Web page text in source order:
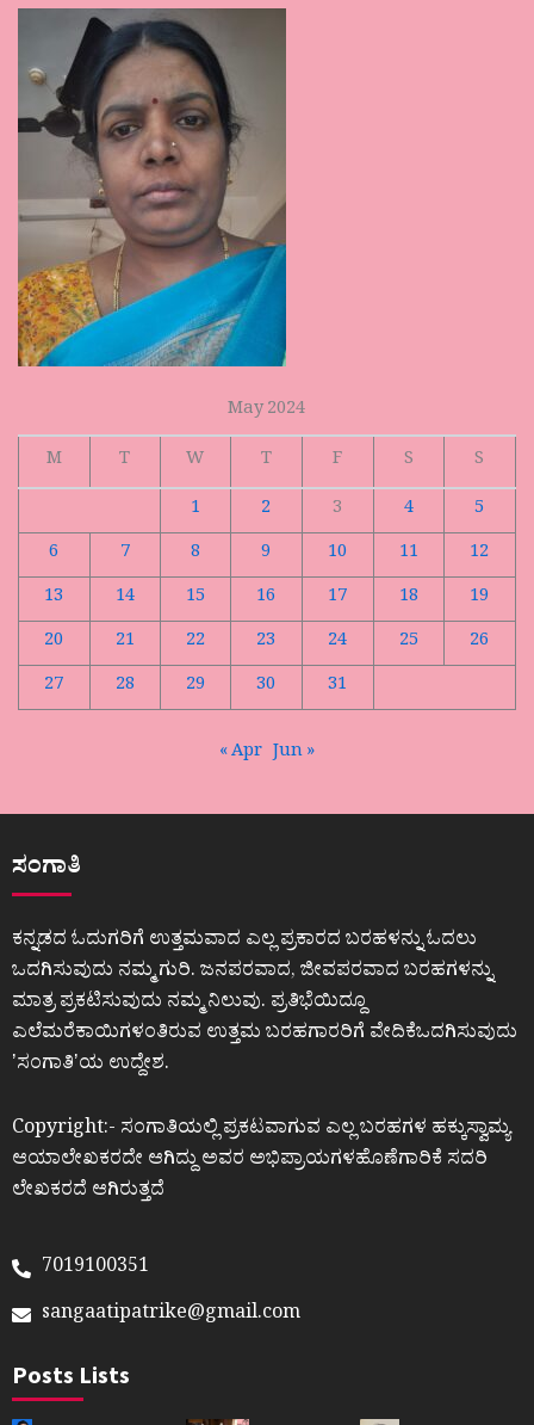
May 2024
M
T W T F S
S
1
2 3 4
5
6
7 8 9 10 11
12
13
14 15 16 17 18
19
20
21 22 23 24 25
26
27
28 29 30 31
« Apr Jun »
ಸಂಗಾತಿ
ಕನ್ನಡದ ಓದುಗರಿಗೆ ಉತ್ತಮವಾದ ಎಲ್ಲ ಪ್ರಕಾರದ ಬರಹಳನ್ನು ಓದಲು
ಒದಗಿಸುವುದು ನಮ್ಮ ಗುರಿ. ಜನಪರವಾದ, ಜೀವಪರವಾದ ಬರಹಗಳನ್ನು
ಮಾತ್ರ ಪ್ರಕಟಿಸುವುದು ನಮ್ಮ ನಿಲುವು. ಪ್ರತಿಭೆಯಿದ್ದೂ
ಎಲೆಮರೆಕಾಯಿಗಳಂತಿರುವ ಉತ್ತಮ ಬರಹಗಾರರಿಗೆ ವೇದಿಕೆಒದಗಿಸುವುದು
ʼಸಂಗಾತಿʼಯ ಉದ್ದೇಶ.
Copyright:- ಸಂಗಾತಿಯಲ್ಲಿ ಪ್ರಕಟವಾಗುವ ಎಲ್ಲ ಬರಹಗಳ ಹಕ್ಕುಸ್ವಾಮ್ಯ
ಆಯಾಲೇಖಕರದೇ ಆಗಿದ್ದು ಅವರ ಅಭಿಪ್ರಾಯಗಳಹೊಣೆಗಾರಿಕೆ ಸದರಿ
ಲೇಖಕರದೆ ಆಗಿರುತ್ತದೆ
7019100351
sangaatipatrike@gmail.com
Posts Lists